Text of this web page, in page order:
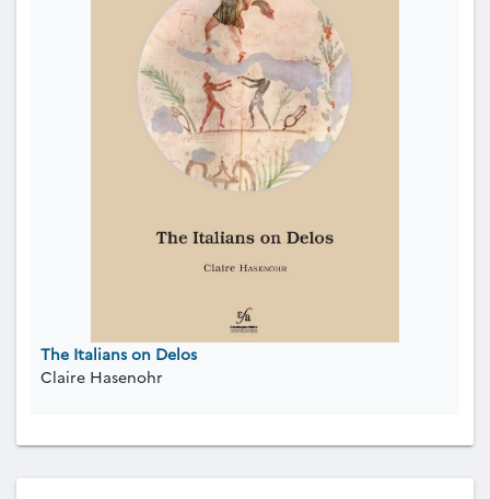
The Italians on Delos
Claire Hasenohr